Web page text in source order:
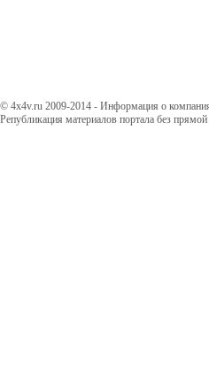
© 4x4v.ru 2009-2014 - Информация о
Републикация материалов портала без